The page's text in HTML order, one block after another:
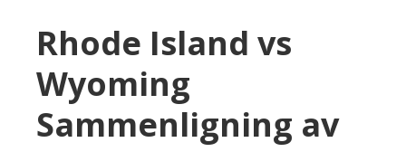
Rhode Island vs
Wyoming
Sammenligning av